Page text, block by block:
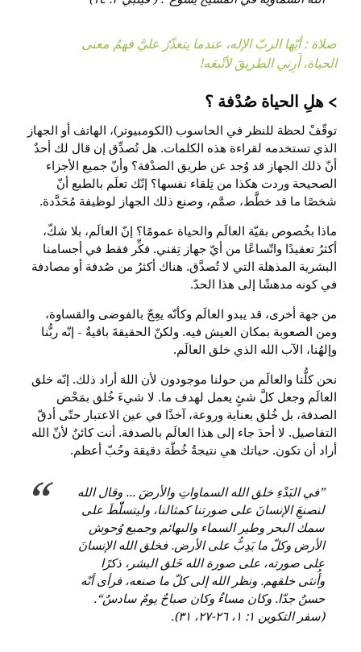
صلاة : أيّها الربّ الإله، عندما يتعذّرُ عليَّ فهمُ معنى
الحياة، أَرِني الطريقَ لأتْبعَه!
هلِ الحياة صُدْفة ؟
توقّفْ لحظة للنظر في الحاسوب (الكومبيوتر)، الهاتف أو الجهاز
الذي تستخدمه لقراءة هذه الكلمات. هل تُصدِّق إن قال لك أحدٌ
أنّ ذلك الجهاز قد وُجد عن طريق الصدْفة؟ وأنّ جميع الأجزاء
الصحيحة وردت هكذا من تِلقاء نفسها؟ إنّك تعلَم بالطبع أنّ
شخصًا ما قد خطَّط، صمَّم، وصنع ذلك الجهاز لوظيفة مُحَدَّدة.
ماذا بخُصوص بقيّة العالَم والحياة عمومًا؟ إنّ العالَم، بلا شكّ،
أكثرُ تعقيدًا واتّساعًا من أيّ جهاز تِقني. فكِّر فقط في أجسامنا
البشرية المذهلة التي لا تُصدَّق. هناك أكثرُ من صُدفة أو مصادفة
في كونه مدهشًا إلى هذا الحدّ.
من جهة أخرى، قد يبدو العالَم وكأنّه يعِجّ بالفوضى والقساوة،
ومن الصعوبة بمكان العيش فيه. ولكنّ الحقيقةَ باقيةٌ - إنّه ربُّنا
وإلهُنا، الآب الله الذي خلق العالَم.
نحن كلُّنا والعالَم من حولنا موجودون لأن اللهَ أراد ذلك. إنّه خلق
العالَم وجعل كلَّ شئٍ يعمل لهدف ما. لا شيءَ خُلق بمَحْض
الصدفة، بل خُلق بعناية وروعة، آخذًا في عين الاعتبار حتّى أدقّ
التفاصيل. لا أحدَ جاء إلى هذا العالَم بالصدفة. أنت كائنٌ لأنّ الله
أراد أن تكون. حياتك هي نتيجةُ خُطّة دقيقة وحُبّ أعظم.
”في البَدْءِ خلق الله السماواتِ والأرضَ ... وقال الله
لنصنعَِ الإنسانَ على صورتنا كمثالنا، وليتسلّّطَ على
سمك البحر وطير السماء والبهائم وجميع وُحوش
الأرض وكلّ ما يَدِبُّ على الأرض. فخلق الله الإنسانَ
على صورته، على صورة الله خَلق البشر، ذكرًا
وأُنثى خلقهم. ونظر الله إلى كلّ ما صنعه، فرأى أنّه
حسنٌ جدّا. وكان مساءٌ وكان صباحٌ يومٌ سادسٌ“.
(سفر التكوين ١: ١، ٢٦-٢٧، ٣١).